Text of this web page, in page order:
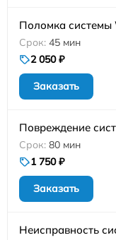
Поломка системы
45 мин
2 050 ₽
Заказать
Повреждение
80 мин
1 750 ₽
Заказать
Неисправность